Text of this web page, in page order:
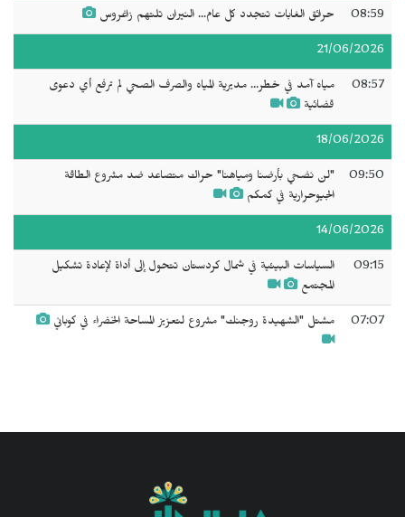
08:59 حرائق الغابات تتجدد كل عام... النيران تلتهم زاغروس
21/06/2026
08:57
مياه آمد في خطر... مديرية المياه والصرف الصحي لم ترفع أي دعوى
قضائية
18/06/2026
09:50
"لن نضحي بأرضنا ومياهنا" حراك متصاعد ضد مشروع الطاقة
الجيوحرارية في كمكم
14/06/2026
09:15
السياسات البيئية في شمال كردستان تتحول إلى أداة لإعادة تشكيل
المجتمع
07:07 مشتل "الشهيدة روجنك" مشروع لتعزيز المساحة الخضراء في كوباني